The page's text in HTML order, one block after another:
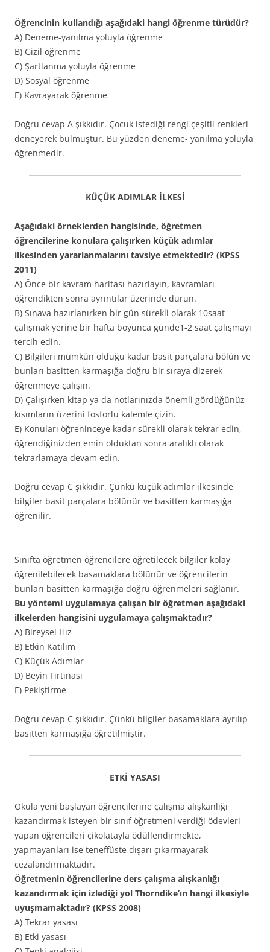
Öğrencinin kullandığı aşağıdaki hangi öğrenme türüdür?
A) Deneme-yanılma yoluyla öğrenme
B) Gizil öğrenme
C) Şartlanma yoluyla öğrenme
D) Sosyal öğrenme
E) Kavrayarak öğrenme
Doğru cevap A şıkkıdır. Çocuk istediği rengi çeşitli renkleri
deneyerek bulmuştur. Bu yüzden deneme- yanılma yoluyla
öğrenmedir.
KÜÇÜK ADIMLAR İLKESİ
Aşağıdaki örneklerden hangisinde, öğretmen
öğrencilerine konulara çalışırken küçük adımlar
ilkesinden yararlanmalarını tavsiye etmektedir? (KPSS
2011)
A) Önce bir kavram haritası hazırlayın, kavramları
öğrendikten sonra ayrıntılar üzerinde durun.
B) Sınava hazırlanırken bir gün sürekli olarak 10saat
çalışmak yerine bir hafta boyunca günde1-2 saat çalışmayı
tercih edin.
C) Bilgileri mümkün olduğu kadar basit parçalara bölün ve
bunları basitten karmaşığa doğru bir sıraya dizerek
öğrenmeye çalışın.
D) Çalışırken kitap ya da notlarınızda önemli gördüğünüz
kısımların üzerini fosforlu kalemle çizin.
E) Konuları öğreninceye kadar sürekli olarak tekrar edin,
öğrendiğinizden emin olduktan sonra aralıklı olarak
tekrarlamaya devam edin.
Doğru cevap C şıkkıdır. Çünkü küçük adımlar ilkesinde
bilgiler basit parçalara bölünür ve basitten karmaşığa
öğrenilir.
Sınıfta öğretmen öğrencilere öğretilecek bilgiler kolay
öğrenilebilecek basamaklara bölünür ve öğrencilerin
bunları basitten karmaşığa doğru öğrenmeleri sağlanır.
Bu yöntemi uygulamaya çalışan bir öğretmen aşağıdaki
ilkelerden hangisini uygulamaya çalışmaktadır?
A) Bireysel Hız
B) Etkin Katılım
C) Küçük Adımlar
D) Beyin Fırtınası
E) Pekiştirme
Doğru cevap C şıkkıdır. Çünkü bilgiler basamaklara ayrılıp
basitten karmaşığa öğretilmiştir.
ETKİ YASASI
Okula yeni başlayan öğrencilerine çalışma alışkanlığı
kazandırmak isteyen bir sınıf öğretmeni verdiği ödevleri
yapan öğrencileri çikolatayla ödüllendirmekte,
yapmayanları ise teneffüste dışarı çıkarmayarak
cezalandırmaktadır.
Öğretmenin öğrencilerine ders çalışma alışkanlığı
kazandırmak için izlediği yol Thorndike’ın hangi ilkesiyle
uyuşmamaktadır? (KPSS 2008)
A) Tekrar yasası
B) Etki yasası